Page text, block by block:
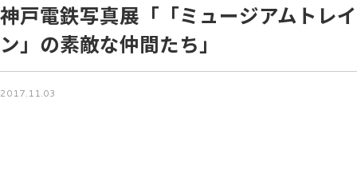
神戸電鉄写真展「「ミュージアムトレイ
ン」の素敵な仲間たち」
2017.11.03